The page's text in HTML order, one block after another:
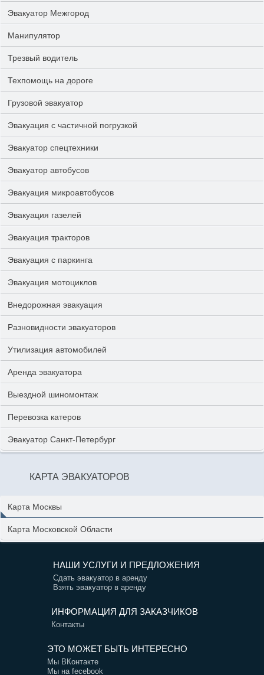
Эвакуатор Межгород
Манипулятор
Трезвый водитель
Техпомощь на дороге
Грузовой эвакуатор
Эвакуация с частичной погрузкой
Эвакуатор спецтехники
Эвакуатор автобусов
Эвакуация микроавтобусов
Эвакуация газелей
Эвакуация тракторов
Эвакуация с паркинга
Эвакуация мотоциклов
Внедорожная эвакуация
Разновидности эвакуаторов
Утилизация автомобилей
Аренда эвакуатора
Выездной шиномонтаж
Перевозка катеров
Эвакуатор Санкт-Петербург
КАРТА ЭВАКУАТОРОВ
Карта Москвы
Карта Московской Области
НАШИ УСЛУГИ И ПРЕДЛОЖЕНИЯ
Сдать эвакуатор в аренду
Взять эвакуатор в аренду
ИНФОРМАЦИЯ ДЛЯ ЗАКАЗЧИКОВ
Контакты
ЭТО МОЖЕТ БЫТЬ ИНТЕРЕСНО
Мы ВКонтакте
Мы на fecebook